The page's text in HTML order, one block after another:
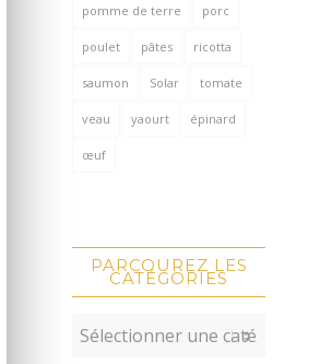
pomme de terre porc
poulet pâtes ricotta
saumon Solar tomate
veau yaourt épinard
œuf
PARCOUREZ LES
CATÉGORIES